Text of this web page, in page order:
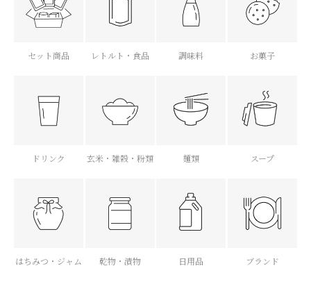
セット商品 レトルト・食品 調味料 お菓子
ドリンク 玄米・雑穀・粉類 麺類 スープ
はちみつ・ジャム 乾物・漬物 日用品 ブランド